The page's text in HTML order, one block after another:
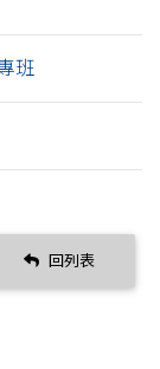
班
回列表